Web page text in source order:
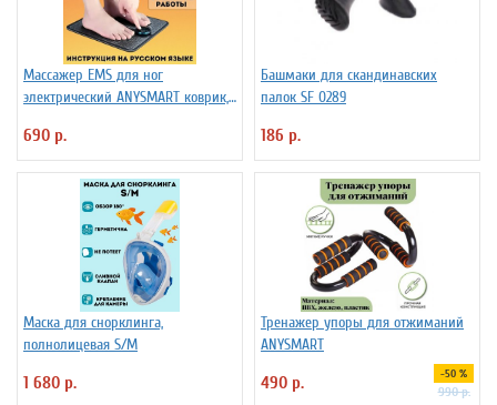
Массажер EMS для ног
электрический ANYSMART коврик,
690 р.
Башмаки для скандинавских
палок SF 0289
186 р.
Маска для снорклинга,
полнолицевая S/M
1 680 р.
Тренажер упоры для отжиманий
ANYSMART
490 р. -50 %
990 р.